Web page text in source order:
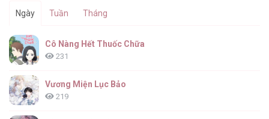
Lệnh Cấm Hôn [...] – Chap 88
Ngày Tuần Tháng
Cô Nàng Hết Thuốc Chữa
231
Vương Miện Lục Bảo
219